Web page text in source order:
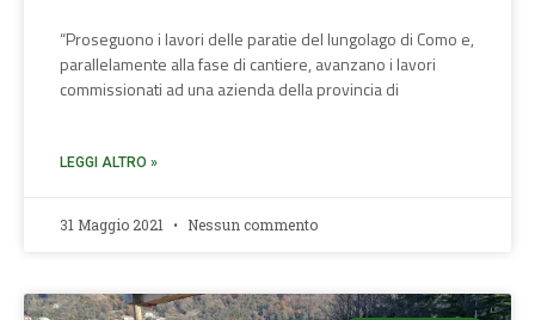
“Proseguono i lavori delle paratie del lungolago di Como e,
parallelamente alla fase di cantiere, avanzano i lavori
commissionati ad una azienda della provincia di
LEGGI ALTRO »
31 Maggio 2021 Nessun commento